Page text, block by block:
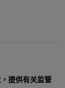
提供有关监管